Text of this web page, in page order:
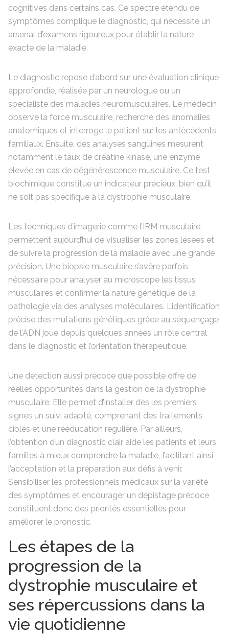
cognitives dans certains cas. Ce spectre étendu de
symptômes complique le diagnostic, qui nécessite un
arsenal d’examens rigoureux pour établir la nature
exacte de la maladie.
Le diagnostic repose d’abord sur une évaluation clinique
approfondie, réalisée par un neurologue ou un
spécialiste des maladies neuromusculaires. Le médecin
observe la force musculaire, recherche des anomalies
anatomiques et interroge le patient sur les antécédents
familiaux. Ensuite, des analyses sanguines mesurent
notamment le taux de créatine kinase, une enzyme
élevée en cas de dégénérescence musculaire. Ce test
biochimique constitue un indicateur précieux, bien qu’il
ne soit pas spécifique à la dystrophie musculaire.
Les techniques d’imagerie comme l’IRM musculaire
permettent aujourd’hui de visualiser les zones lésées et
de suivre la progression de la maladie avec une grande
précision. Une biopsie musculaire s’avère parfois
nécessaire pour analyser au microscope les tissus
musculaires et confirmer la nature génétique de la
pathologie via des analyses moléculaires. L’identification
précise des mutations génétiques grâce au séquençage
de l’ADN joue depuis quelques années un rôle central
dans le diagnostic et l’orientation thérapeutique.
Une détection aussi précoce que possible offre de
réelles opportunités dans la gestion de la dystrophie
musculaire. Elle permet d’installer dès les premiers
signes un suivi adapté, comprenant des traitements
ciblés et une rééducation régulière. Par ailleurs,
l’obtention d’un diagnostic clair aide les patients et leurs
familles à mieux comprendre la maladie, facilitant ainsi
l’acceptation et la préparation aux défis à venir.
Sensibiliser les professionnels médicaux sur la variété
des symptômes et encourager un dépistage précoce
constituent donc des priorités essentielles pour
améliorer le pronostic.
Les étapes de la
progression de la
dystrophie musculaire et
ses répercussions dans la
vie quotidienne